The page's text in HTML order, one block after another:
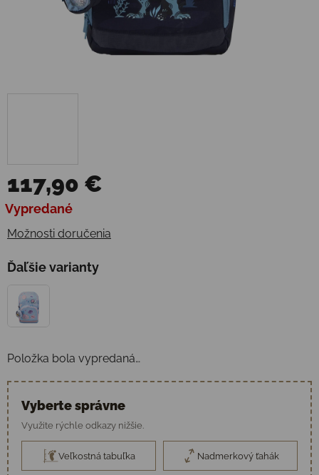
117,90 €
Jednotková cena:
Vypredané
Možnosti doručenia
Ďaľšie varianty
Položka bola vypredaná…
Vyberte správne
Využite rýchle odkazy nižšie.
Veľkostná tabuľka Nadmerkový ťahák